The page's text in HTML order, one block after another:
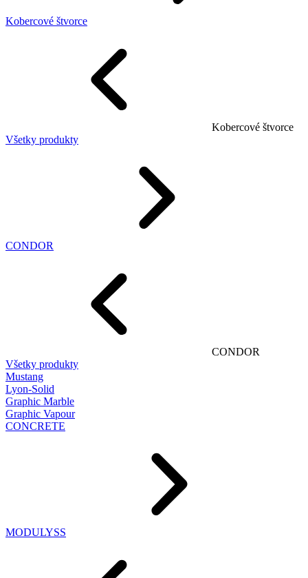
Kobercové štvorce
Kobercové štvorce
Všetky produkty
CONDOR
CONDOR
Všetky produkty
Mustang
Lyon-Solid
Graphic Marble
Graphic Vapour
CONCRETE
MODULYSS